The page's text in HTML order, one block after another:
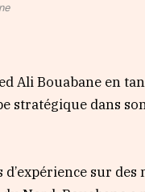
Ali Bouabane en
stratégique dans
sur des